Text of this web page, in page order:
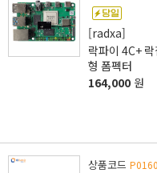
[radxa]
락파이 4C+
형 폼펙터
164,000 원
상품코드